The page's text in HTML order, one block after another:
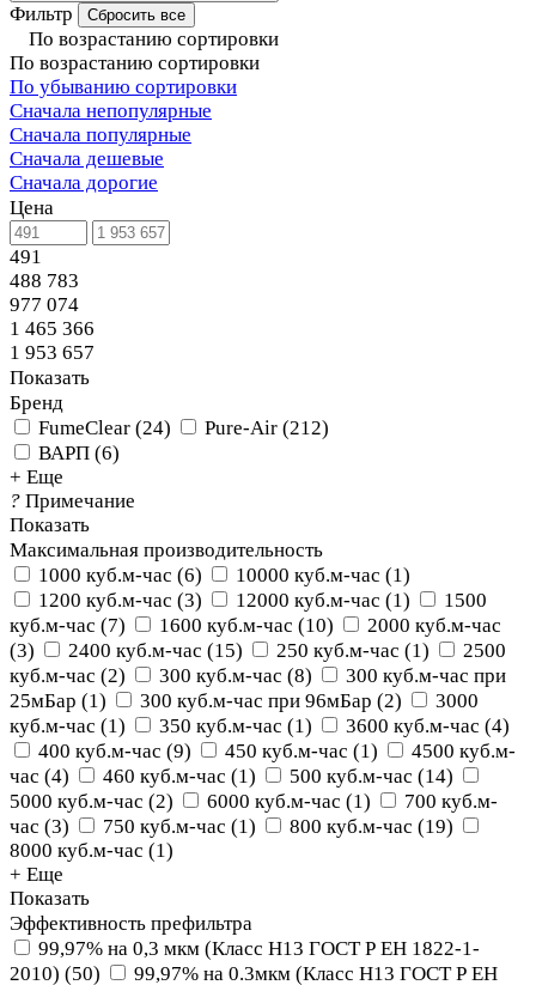
Фильтр Сбросить все
По возрастанию сортировки
По возрастанию сортировки
По убыванию сортировки
Сначала непопулярные
Сначала популярные
Сначала дешевые
Сначала дорогие
Цена
491
488 783
977 074
1 465 366
1 953 657
Показать
Бренд
FumeClear (24) Pure-Air (212)
ВАРП (6)
+ Еще
? Примечание
Показать
Максимальная производительность
1000 куб.м-час (6) 10000 куб.м-час (1)
1200 куб.м-час (3) 12000 куб.м-час (1)
1500
куб.м-час (7) 1600 куб.м-час (10)
2000 куб.м-час
(3) 2400 куб.м-час (15) 250 куб.м-час (1)
2500
куб.м-час (2) 300 куб.м-час (8)
300 куб.м-час при
25мБар (1) 300 куб.м-час при 96мБар (2)
3000
куб.м-час (1) 350 куб.м-час (1) 3600 куб.м-час (4)
400 куб.м-час (9) 450 куб.м-час (1)
4500 куб.м-
час (4) 460 куб.м-час (1) 500 куб.м-час (14)
5000 куб.м-час (2) 6000 куб.м-час (1)
700 куб.м-
час (3) 750 куб.м-час (1) 800 куб.м-час (19)
8000 куб.м-час (1)
+ Еще
Показать
Эффективность префильтра
99,97% на 0,3 мкм (Класс Н13 ГОСТ Р ЕН 1822-1-
2010) (50)
99,97% на 0.3мкм (Класс Н13 ГОСТ Р ЕН